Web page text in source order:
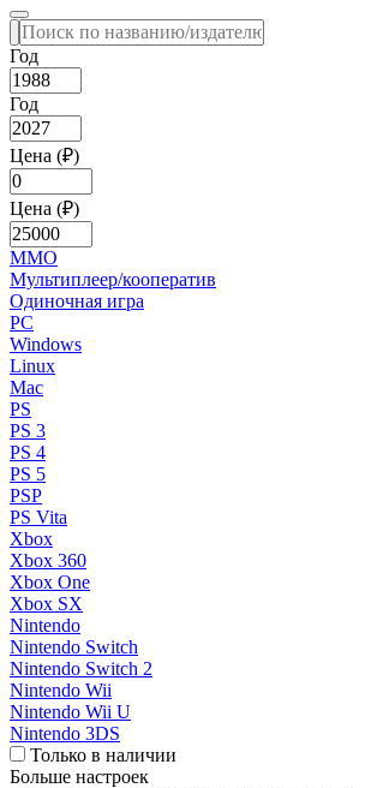
Год
Год
Цена (₽)
Цена (₽)
MMO
Мультиплеер/кооператив
Одиночная игра
PC
Windows
Linux
Mac
PS
PS 3
PS 4
PS 5
PSP
PS Vita
Xbox
Xbox 360
Xbox One
Xbox SX
Nintendo
Nintendo Switch
Nintendo Switch 2
Nintendo Wii
Nintendo Wii U
Nintendo 3DS
Только в наличии
Больше настроек